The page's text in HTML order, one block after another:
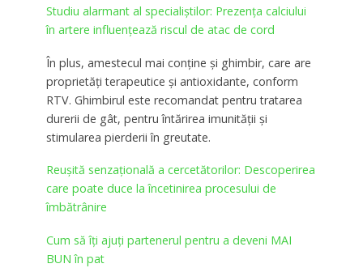
Studiu alarmant al specialiştilor: Prezența calciului
în artere influențează riscul de atac de cord
În plus, amestecul mai conține și ghimbir, care are
proprietăți terapeutice și antioxidante, conform
RTV. Ghimbirul este recomandat pentru tratarea
durerii de gât, pentru întărirea imunității și
stimularea pierderii în greutate.
Reuşită senzaţională a cercetătorilor: Descoperirea
care poate duce la încetinirea procesului de
îmbătrânire
Cum să îți ajuţi partenerul pentru a deveni MAI
BUN în pat